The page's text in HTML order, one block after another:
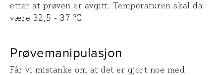
etter at prøven er avgitt. Temperaturen skal da
være 32,5 - 37 ºC.
Prøvemanipulasjon
Får vi mistanke om at det er gjort noe med